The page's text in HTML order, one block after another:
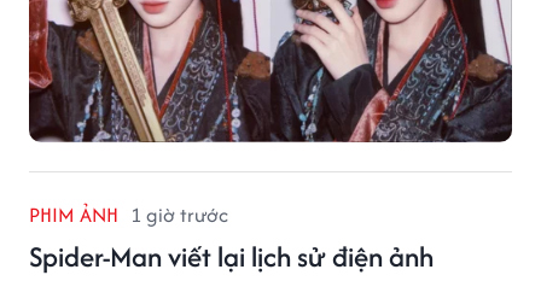
PHIM ẢNH 1 giờ trước
Spider-Man viết lại lịch sử điện ảnh